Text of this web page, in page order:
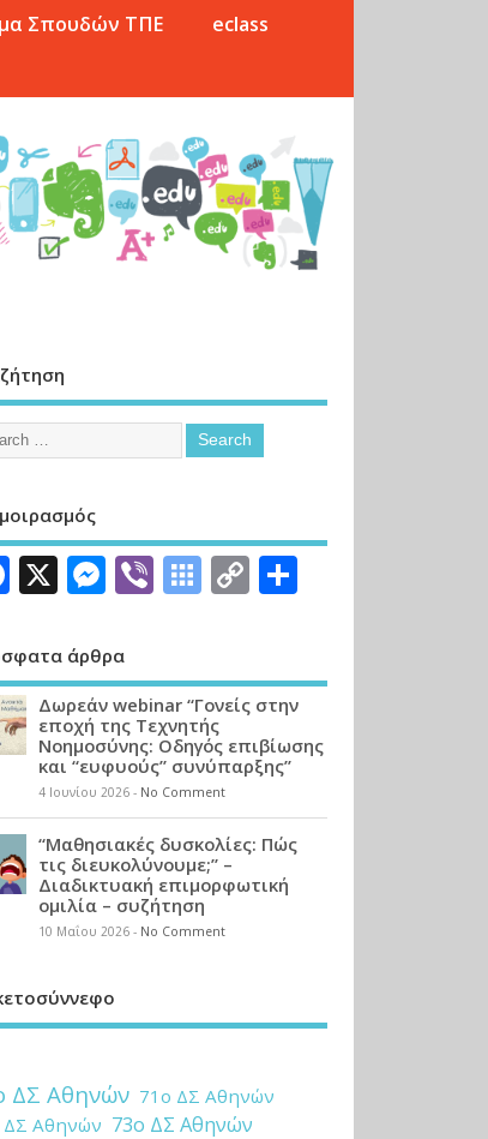
Σπουδών ΤΠΕ
eclass
Facebook
X Messenger
ViberSymbaloo
Bookmarks
Copy
Link
άρθρα
Δωρεάν webinar “Γονείς στην
εποχή της Τεχνητής
Νοημοσύνης: Οδηγός επιβίωσης
και “ευφυούς” συνύπαρξης”
4 Ιουνίου 2026- No Comment
“Μαθησιακές δυσκολίες: Πώς
τις διευκολύνουμε;” –
Διαδικτυακή επιμορφωτική
ομιλία – συζήτηση
10 Μαΐου 2026- No Comment
ΔΣ Αθηνών 71ο ΔΣ Αθηνών
ΔΣ Αθηνών 73ο ΔΣ Αθηνών